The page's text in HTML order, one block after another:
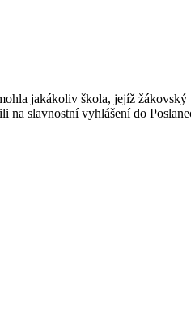
jakákoliv škola, jejíž
na slavnostní vyhlášení do